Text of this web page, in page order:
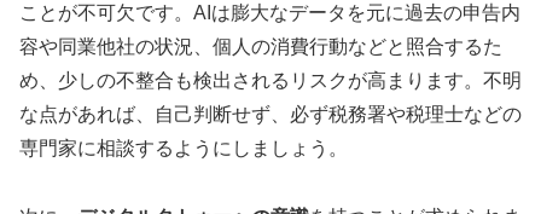
ことが不可欠です。AIは膨大なデータを元に過去の申告内
容や同業他社の状況、個人の消費行動などと照合するた
め、少しの不整合も検出されるリスクが高まります。不明
な点があれば、自己判断せず、必ず税務署や税理士などの
専門家に相談するようにしましょう。